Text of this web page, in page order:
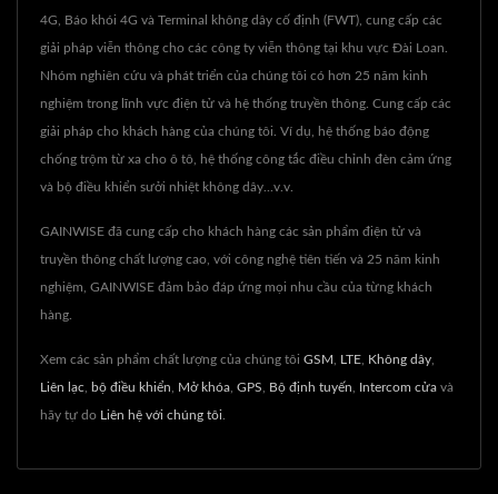
4G, Báo khói 4G và Terminal không dây cố định (FWT), cung cấp các
giải pháp viễn thông cho các công ty viễn thông tại khu vực Đài Loan.
Nhóm nghiên cứu và phát triển của chúng tôi có hơn 25 năm kinh
nghiệm trong lĩnh vực điện tử và hệ thống truyền thông. Cung cấp các
giải pháp cho khách hàng của chúng tôi. Ví dụ, hệ thống báo động
chống trộm từ xa cho ô tô, hệ thống công tắc điều chỉnh đèn cảm ứng
và bộ điều khiển sưởi nhiệt không dây...v.v.
GAINWISE đã cung cấp cho khách hàng các sản phẩm điện tử và
truyền thông chất lượng cao, với công nghệ tiên tiến và 25 năm kinh
nghiệm, GAINWISE đảm bảo đáp ứng mọi nhu cầu của từng khách
hàng.
Xem các sản phẩm chất lượng của chúng tôi GSM LTE Không dây
Liên lạc bộ điều khiển Mở khóa GPS Bộ định tuyến Intercom cửa và
hãy tự do Liên hệ với chúng tôi